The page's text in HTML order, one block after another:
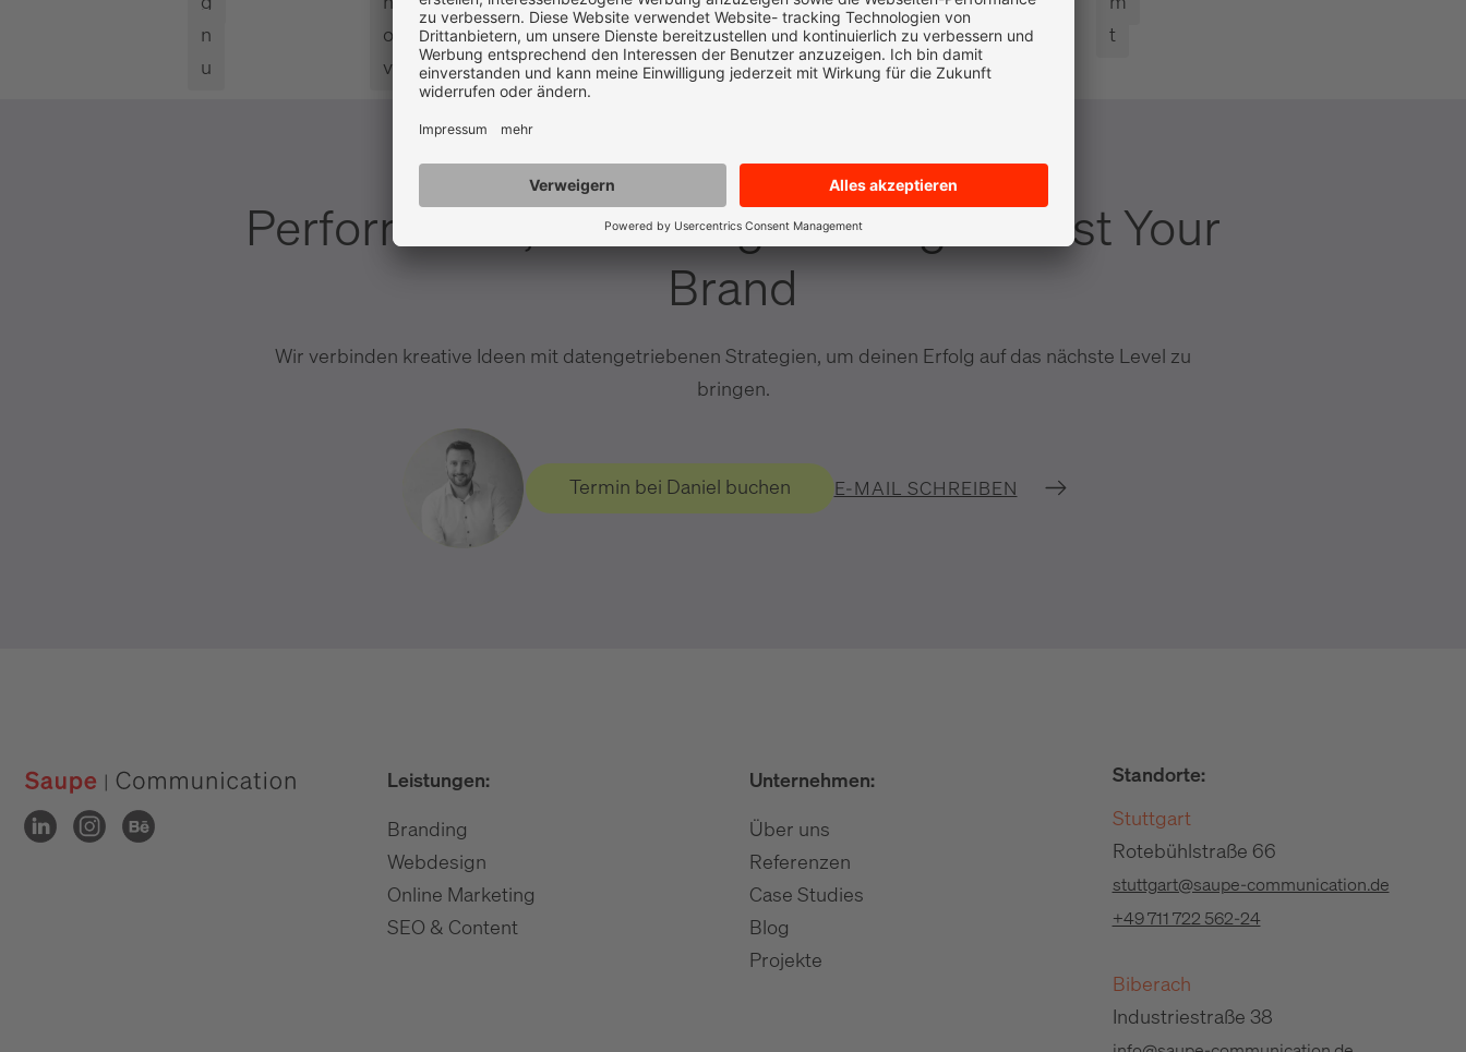
n
o p r s
t
u
v w x z
Performance, Marketing & Design Boost Your
Brand
Wir verbinden kreative Ideen mit datengetriebenen Strategien, um deinen Erfolg auf das nächste Level zu
bringen.
Termin bei Daniel buchen E-MAIL SCHREIBEN
Leistungen:
Branding
Webdesign
Online Marketing
SEO & Content
Unternehmen:
Über uns
Referenzen
Case Studies
Blog
Projekte
Standorte:
Stuttgart
Rotebühlstraße 66
stuttgart@saupe-communication.de
+49 711 722 562-24
Biberach
Industriestraße 38